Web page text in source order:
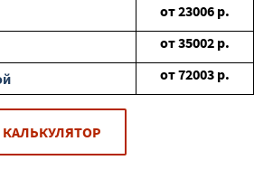
от23006 р.
от35002 р.
от72003 р.
КАЛЬКУЛЯТОР